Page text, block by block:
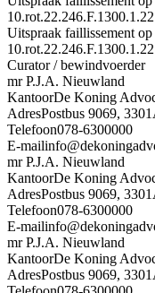
10.rot.22.246.F.1300.1.22
Uitspraak faillissement
10.rot.22.246.F.1300.1.22
Curator / bewindvoerder
mr P.J.A. Nieuwland
KantoorDe Koning
AdresPostbus 9069,
Telefoon078-6300000
E-mail
mr P.J.A. Nieuwland
KantoorDe Koning
AdresPostbus 9069,
Telefoon078-6300000
E-mail
mr P.J.A. Nieuwland
KantoorDe Koning
AdresPostbus 9069,